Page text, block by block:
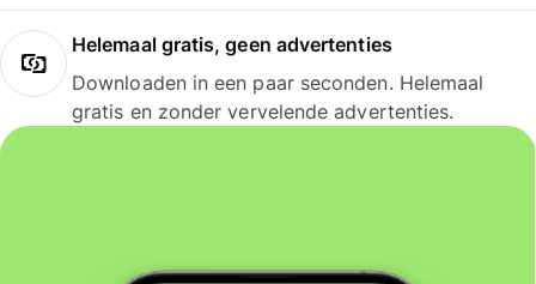
Helemaal gratis, geen advertenties
Downloaden in een paar seconden. Helemaal
gratis en zonder vervelende advertenties.